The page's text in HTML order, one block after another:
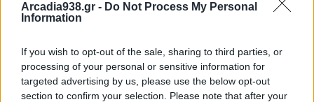
Arcadia938.gr - Do Not Process My Personal
Information
If you wish to opt-out of the sale, sharing to third parties, or
processing of your personal or sensitive information for
targeted advertising by us, please use the below opt-out
section to confirm your selection. Please note that after your
και τους Προέδρους των Δημοτικών Κοινοτήτων,
Η σκέψη μας είναι με όσους επλήγησαν. Θα είμαστε
δίπλα τους σε κάθε βήμα.